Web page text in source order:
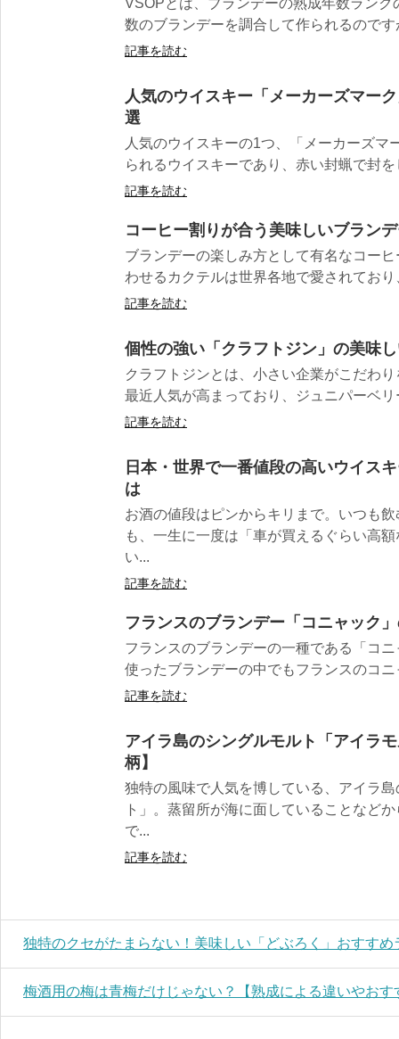
VSOPとは、ブランデーの熟成年数ラン
数のブランデーを調合して作られるので
記事を読む
人気のウイスキー「メーカーズマー
選
人気のウイスキーの1つ、「メーカーズマ
られるウイスキーであり、赤い封蝋で封
記事を読む
コーヒー割りが合う美味しいブラン
ブランデーの楽しみ方として有名なコー
わせるカクテルは世界各地で愛されてお
記事を読む
個性の強い「クラフトジン」の美味
クラフトジンとは、小さい企業がこだわ
最近人気が高まっており、ジュニパーベ
記事を読む
日本・世界で一番値段の高いウイス
は
お酒の値段はピンからキリまで。いつも
も、一生に一度は「車が買えるぐらい高
い...
記事を読む
フランスのブランデー「コニャック
フランスのブランデーの一種である「コ
使ったブランデーの中でもフランスのコ
記事を読む
アイラ島のシングルモルト「アイラ
柄】
独特の風味で人気を博している、アイラ
ト」。蒸留所が海に面していることなど
で...
記事を読む
独特のクセがたまらない！美味しい「どぶろく」おすすめ
梅酒用の梅は青梅だけじゃない？【熟成による違いやおす